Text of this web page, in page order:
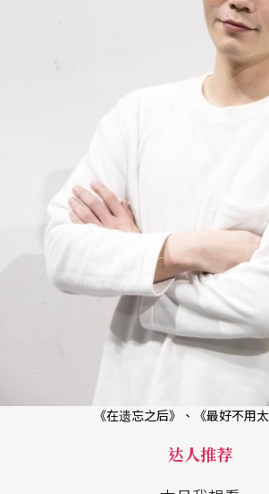
《在遗忘之后》、《最好不用太
达人推荐